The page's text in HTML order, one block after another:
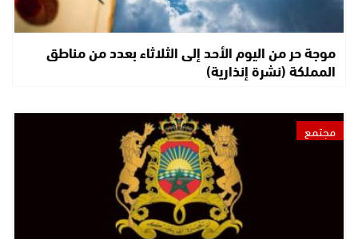
موجة حر من اليوم الأحد إلى الثلاثاء بعدد من مناطق
المملكة (نشرة إنذارية)
مجتمع